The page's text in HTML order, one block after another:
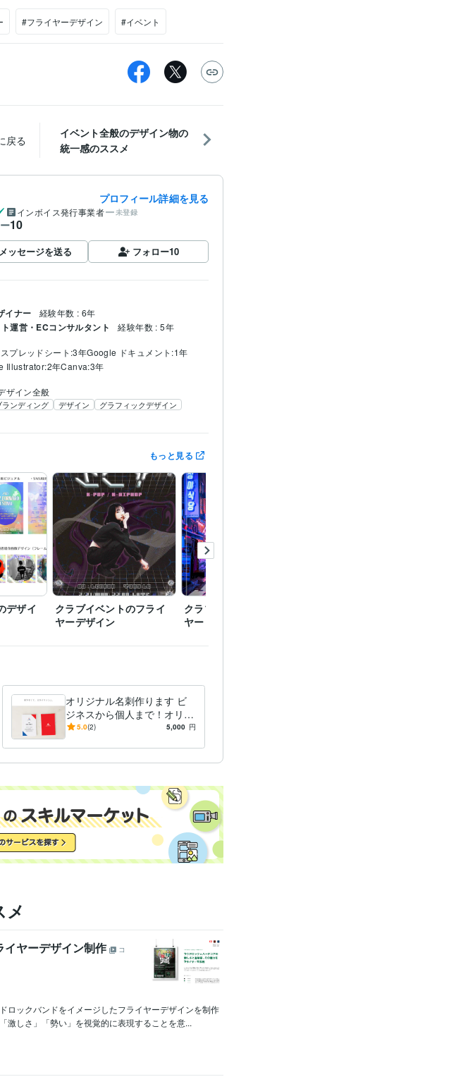
#フライヤーデザイン #イベント
戻る
イベント全般のデザイン物の
統一感のススメ
プロフィール詳細を見る
インボイス発行事業者 未登録
10
メッセージを送る フォロー10
イナー 経験年数 : 6年
運営・ECコンサルタント 経験年数 : 5年
プレッドシート:3年Google ドキュメント:1年
Illustrator:2年Canva:3年
ザイン全般
ランディング デザイン グラフィックデザイン
もっと見る
デザイ
クラブイベントのフライ
ヤーデザイン
クラブイベントのフライ
ヤー
オリジナル名刺作ります ビ
ジネスから個人まで！オリジ
ナリティの高い名刺が得意で
5.0(2) 5,000 円
メ
イヤーデザイン制作
コ
ロックバンドをイメージしたフライヤーデザインを制作
激しさ」「勢い」を視覚的に表現することを意...